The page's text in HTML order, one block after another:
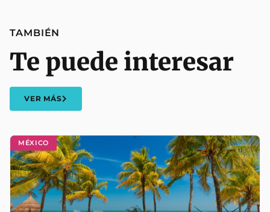
MÉXICO
TAMBIÉN
Te puede interesar
VER MÁS